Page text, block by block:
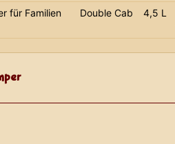
für Familien Double Cab 4,5 L